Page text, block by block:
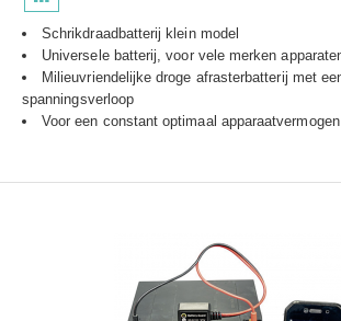
Schrikdraadbatterij klein model
Universele batterij, voor vele merken
Milieuvriendelijke droge afrasterbatterij met
spanningsverloop
Voor een constant optimaal apparaatvermogen